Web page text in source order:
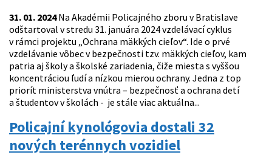
31. 01. 2024Na Akadémii Policajného zboru v Bratislave
odštartoval v stredu 31. januára 2024 vzdelávací cyklus
v rámci projektu „Ochrana mäkkých cieľov“. Ide o prvé
vzdelávanie vôbec v bezpečnosti tzv. mäkkých cieľov, kam
patria aj školy a školské zariadenia, čiže miesta s vyššou
koncentráciou ľudí a nízkou mierou ochrany. Jedna z top
priorít ministerstva vnútra – bezpečnosť a ochrana detí
a študentov v školách - je stále viac aktuálna...
Policajní kynológovia dostali 32
nových terénnych vozidiel